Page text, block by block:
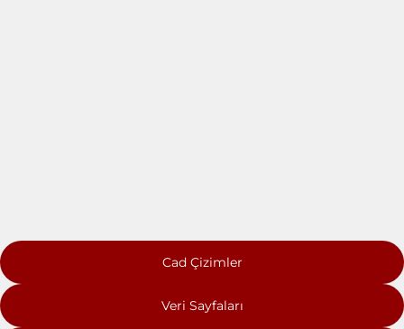
Cad Çizimler
Veri Sayfaları